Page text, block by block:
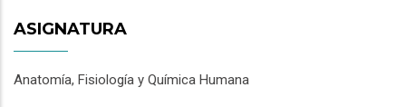
ASIGNATURA
Anatomía, Fisiología y Química Humana